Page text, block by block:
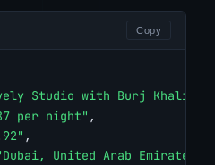
Copy
Studio with Burj Khalifa
per night" ,
,
United Arab Emirates"